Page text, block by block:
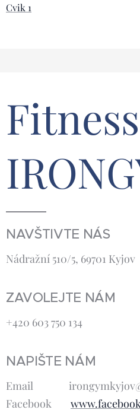
Cvik 1
Fitness
NAVŠTIVTE NÁS
Nádražní 510/5, 69701 Kyjov
ZAVOLEJTE NÁM
+420 603 750 134
NAPIŠTE NÁM
Email
Facebook